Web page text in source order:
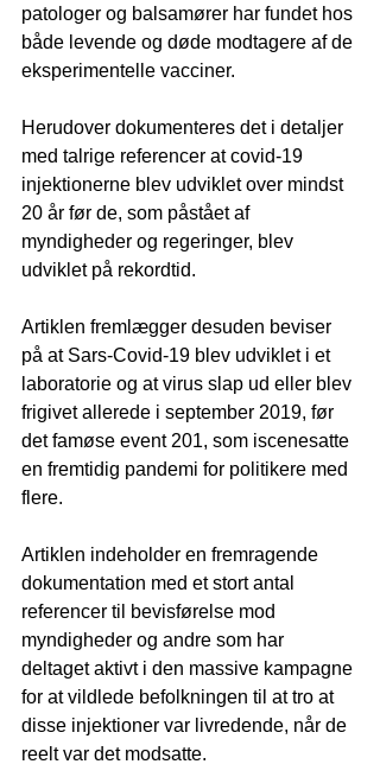
patologer og balsamører har fundet hos
både levende og døde modtagere af de
eksperimentelle vacciner.
Herudover dokumenteres det i detaljer
med talrige referencer at covid-19
injektionerne blev udviklet over mindst
20 år før de, som påstået af
myndigheder og regeringer, blev
udviklet på rekordtid.
Artiklen fremlægger desuden beviser
på at Sars-Covid-19 blev udviklet i et
laboratorie og at virus slap ud eller blev
frigivet allerede i september 2019, før
det famøse event 201, som iscenesatte
en fremtidig pandemi for politikere med
flere.
Artiklen indeholder en fremragende
dokumentation med et stort antal
referencer til bevisførelse mod
myndigheder og andre som har
deltaget aktivt i den massive kampagne
for at vildlede befolkningen til at tro at
disse injektioner var livredende, når de
reelt var det modsatte.